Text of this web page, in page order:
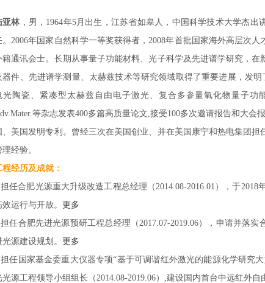
亚林，男，1964年5月出生，江苏省如皋人，中国科学技术大学杰出
。2006年国家自然科学一等奖获得者，2008年首批国家海外高层次
籍通讯会士。长期从事量子功能材料、光子科学及先进谱学研究，
器件、先进谱学测量、太赫兹技术等研究领域取得了重要进展，发
光陶瓷、紧凑型太赫兹自由电子激光、复合多参量氧化物量子功能
等杂志发表400多篇高质量论文,接受100多次邀请报告和大会
、美国发明专利。曾经三次在美国创业、并在美国康宁和热电集团担
理经验。
程经历及成就：
任合肥光源重大升级改造工程总经理（2014.08-2016.01），于2018
效运行与开放。 更多
任合肥先进光源预研工程总经理（2017.07-2019.06），申请并落
光源建设规划。 更多
任国家基金委重大仪器专项“基于可调谐红外激光的能源化学研究
光源工程领导小组组长（2014.08-2019.06）,建设国内首台中远红外自